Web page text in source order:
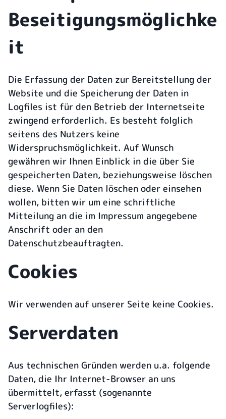
Beseitigungsmöglichke
it
Die Erfassung der Daten zur Bereitstellung der
Website und die Speicherung der Daten in
Logfiles ist für den Betrieb der Internetseite
zwingend erforderlich. Es besteht folglich
seitens des Nutzers keine
Widerspruchsmöglichkeit. Auf Wunsch
gewähren wir Ihnen Einblick in die über Sie
gespeicherten Daten, beziehungsweise löschen
diese. Wenn Sie Daten löschen oder einsehen
wollen, bitten wir um eine schriftliche
Mitteilung an die im Impressum angegebene
Anschrift oder an den
Datenschutzbeauftragten.
Cookies
Wir verwenden auf unserer Seite keine Cookies.
Serverdaten
Aus technischen Gründen werden u.a. folgende
Daten, die Ihr Internet-Browser an uns
übermittelt, erfasst (sogenannte
Serverlogfiles):